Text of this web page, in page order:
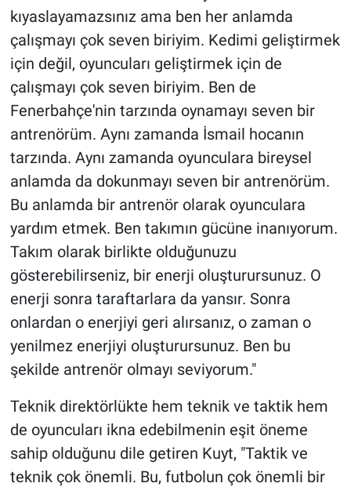
kıyaslayamazsınız ama ben her anlamda
çalışmayı çok seven biriyim. Kedimi geliştirmek
için değil, oyuncuları geliştirmek için de
çalışmayı çok seven biriyim. Ben de
Fenerbahçe'nin tarzında oynamayı seven bir
antrenörüm. Aynı zamanda İsmail hocanın
tarzında. Aynı zamanda oyunculara bireysel
anlamda da dokunmayı seven bir antrenörüm.
Bu anlamda bir antrenör olarak oyunculara
yardım etmek. Ben takımın gücüne inanıyorum.
Takım olarak birlikte olduğunuzu
gösterebilirseniz, bir enerji oluşturursunuz. O
enerji sonra taraftarlara da yansır. Sonra
onlardan o enerjiyi geri alırsanız, o zaman o
yenilmez enerjiyi oluşturursunuz. Ben bu
şekilde antrenör olmayı seviyorum."
Teknik direktörlükte hem teknik ve taktik hem
de oyuncuları ikna edebilmenin eşit öneme
sahip olduğunu dile getiren Kuyt, "Taktik ve
teknik çok önemli. Bu, futbolun çok önemli bir